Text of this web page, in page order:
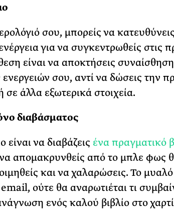
σου, μπορείς να
για να συγκεντρωθείς στις
είναι να αποκτήσεις
σου, αντί να δώσεις την
άλλα εξωτερικά στοιχεία.
διαβάσματος
να διαβάζεις ένα πραγματικό
απομακρυνθείς από το μπλε φως
και να χαλαρώσεις. Το
ούτε θα αναρωτιέται τι
ενός καλού βιβλίο στο